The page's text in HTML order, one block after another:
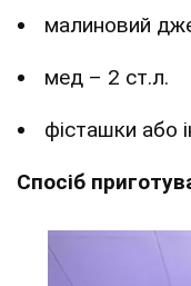
малиновий
мед – 2 ст.л.
фісташки або
Спосіб